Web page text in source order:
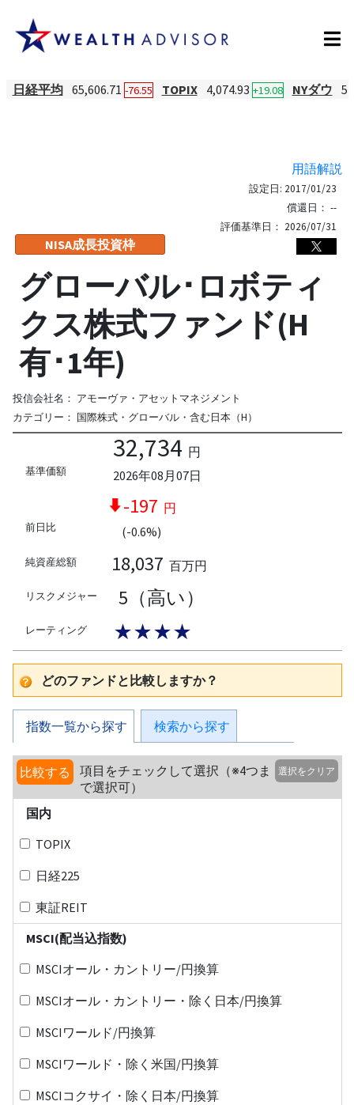
日経平均 65,606.71 -76.55 TOPIX 4,074.93 +19.08 NYダウ
用語解説
NISA成長投資枠
設定日: 2017/01/23
償還日： --
評価基準日： 2026/07/31
グローバル･ロボティ
クス株式ファンド(H
有･1年)
投信会社名： アモーヴァ・アセットマネジメント
カテゴリー： 国際株式・グローバル・含む日本（H）
基準価額
32,734 円
2026年08月07日
前日比
-197 円
(-0.6%)
純資産総額 18,037 百万円
リスクメジャー 5（高い）
レーティング ★★★★
どのファンドと比較しますか？
指数一覧から探す 検索から探す
比較する
項目をチェックして選択（※4つま
で選択可）
選択をクリア
国内
TOPIX
日経225
東証REIT
MSCI(配当込指数)
MSCIオール・カントリー/円換算
MSCIオール・カントリー・除く日本/円換算
MSCIワールド/円換算
MSCIワールド・除く米国/円換算
MSCIコクサイ・除く日本/円換算